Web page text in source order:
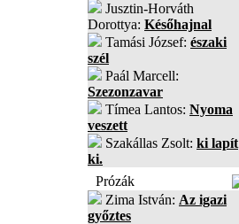
Jusztin-Horváth
Dorottya: Későhajnal
Tamási József: északi
szél
Paál Marcell:
Szezonzavar
Tímea Lantos: Nyoma
veszett
Szakállas Zsolt: ki lapít
ki.
Prózák
Zima István: Az igazi
győztes